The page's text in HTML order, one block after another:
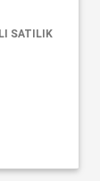
SATILIK